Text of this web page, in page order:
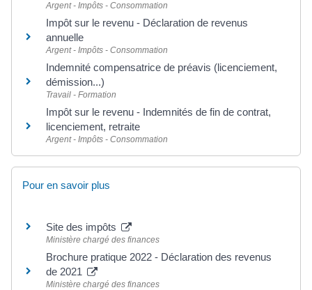
Argent - Impôts - Consommation
Impôt sur le revenu - Déclaration de revenus
annuelle
Argent - Impôts - Consommation
Indemnité compensatrice de préavis (licenciement,
démission...)
Travail - Formation
Impôt sur le revenu - Indemnités de fin de contrat,
licenciement, retraite
Argent - Impôts - Consommation
Pour en savoir plus
Site des impôts
Ministère chargé des finances
Brochure pratique 2022 - Déclaration des revenus
de 2021
Ministère chargé des finances